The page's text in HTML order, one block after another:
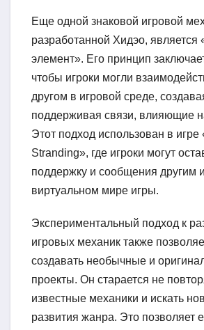
Еще одной знаковой игровой
разработанной Хидэо, является
элемент». Его принцип
чтобы игроки могли
другом в игровой среде,
поддерживая связи, влияющие
Этот подход использован в игре
Stranding», где игроки могут
поддержку и сообщения другим
виртуальном мире игры.
Экспериментальный подход к
игровых механик также
создавать необычные и
проекты. Он старается не
известные механики и искать
развития жанра. Это позволяет